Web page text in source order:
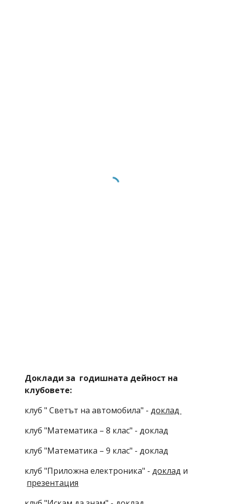
Доклади за  годишната дейност на
клубовете:
клуб " Светът на автомобила" - доклад
клуб "Математика – 8 клас" - доклад
клуб "Математика – 9 клас" - доклад
клуб "Приложна електроника" - доклад и
презентация